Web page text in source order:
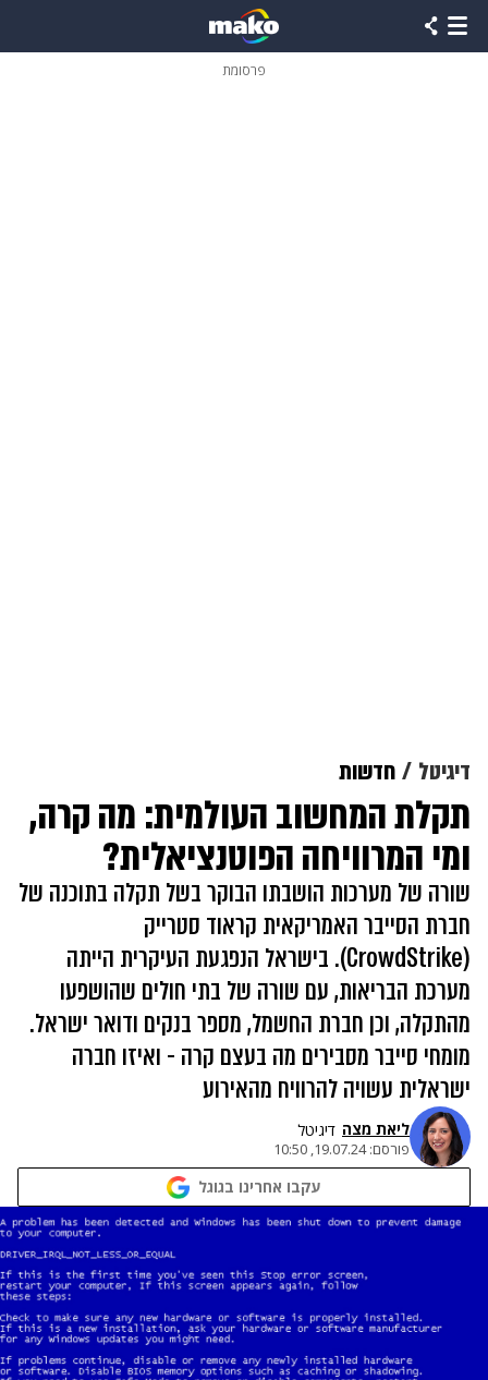
פרסומת
דיגיטל חדשות
תקלת המחשוב העולמית: מה קרה,
ומי המרוויחה הפוטנציאלית?
שורה של מערכות הושבתו הבוקר בשל תקלה בתוכנה של
חברת הסייבר האמריקאית קראוד סטרייק
(CrowdStrike). בישראל הנפגעת העיקרית הייתה
מערכת הבריאות, עם שורה של בתי חולים שהושפעו
מהתקלה, וכן חברת החשמל, מספר בנקים ודואר ישראל.
מומחי סייבר מסבירים מה בעצם קרה - ואיזו חברה
ישראלית עשויה להרוויח מהאירוע
ליאת מצה דיגיטל
פורסם:19.07.24, 10:50
עקבו אחרינו בגוגל